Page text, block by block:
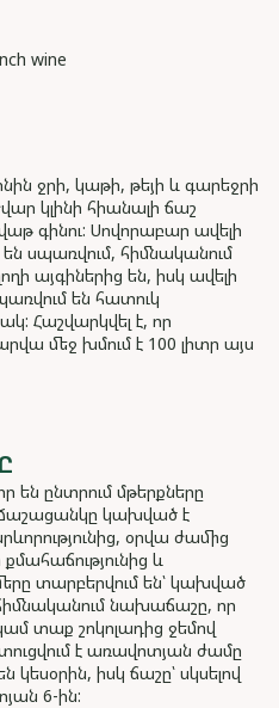
ջրի, կաթի, թեյի և գարեջրի
կլինի հիանալի ճաշ
գինու: Սովորաբար ավելի
սպառվում, հիմնականում
այգիներից են, իսկ ավելի
են հատուկ
Հաշվարկվել է, որ
մեջ խմում է 100 լիտր այս
են ընտրում մթերքները
Ճաշացանկը կախված է
օրվա ժամից
և
տարբերվում են՝ կախված
նախաճաշը, որ
տաք շոկոլադից ջեմով
է առավոտյան ժամը
կեսօրին, իսկ ճաշը՝ սկսելով
6-ին: